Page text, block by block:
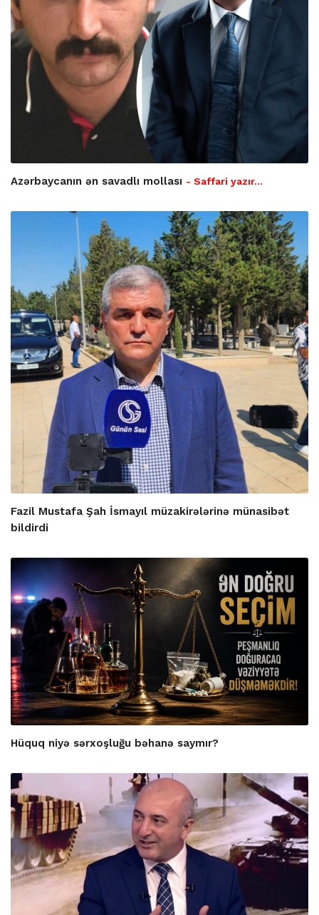
Azərbaycanın ən savadlı mollası - Saffari yazır…
Fazil Mustafa Şah İsmayıl müzakirələrinə münasibət
bildirdi
Hüquq niyə sərxoşluğu bəhanə saymır?